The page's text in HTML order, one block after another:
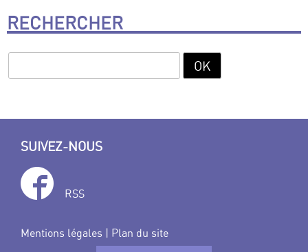
RECHERCHER
SUIVEZ-NOUS
RSS
Mentions légales | Plan du site